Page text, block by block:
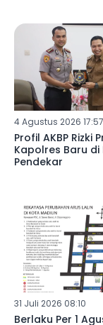
4 Agustus 2026 17:57
Profil AKBP Rizki
Kapolres Baru di
Pendekar
31 Juli 2026 08:10
Berlaku Per 1